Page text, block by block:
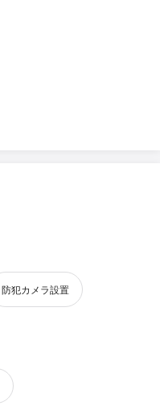
防犯カメラ設置